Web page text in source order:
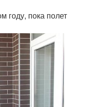
году, пока полет